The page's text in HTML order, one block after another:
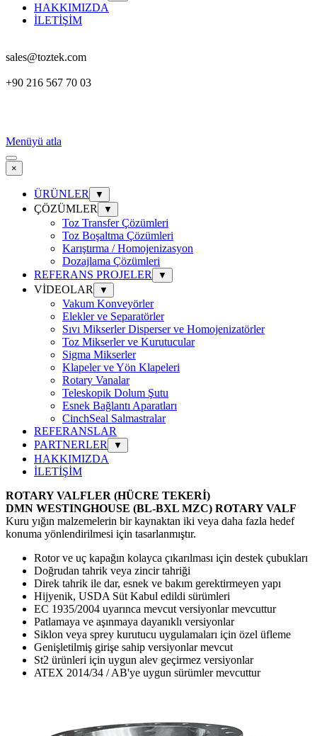
HAKKIMIZDA
İLETİŞİM
sales@toztek.com
+90 216 567 70 03
Menüyü atla
×
ÜRÜNLER ▼
ÇÖZÜMLER ▼
Toz Transfer Çözümleri
Toz Boşaltma Çözümleri
Karıştırma / Homojenizasyon
Dozajlama Çözümleri
REFERANS PROJELER
▼
VİDEOLAR ▼
Vakum Konveyörler
Elekler ve Separatörler
Sıvı Mikserler Disperser ve Homojenizatörler
Toz Mikserler ve Kurutucular
Sigma Mikserler
Klapeler ve Yön Klapeleri
Rotary Vanalar
Teleskopik Dolum Şutu
Esnek Bağlantı Aparatları
CinchSeal Salmastralar
REFERANSLAR
PARTNERLER
▼
HAKKIMIZDA
İLETİŞİM
ROTARY VALFLER (HÜCRE TEKERİ)
DMN WESTINGHOUSE (BL-BXL MZC) ROTARY VALF
Kuru yığın malzemelerin bir kaynaktan iki veya daha fazla hedef
konuma yönlendirilmesi için tasarlanmıştır.
Rotor ve uç kapağın kolayca çıkarılması için destek çubukları
Doğrudan tahrik veya zincir tahriği
Direk tahrik ile dar, esnek ve bakım gerektirmeyen yapı
Hijyenik, USDA Süt Kabul edildi sürümleri
EC 1935/2004 uyarınca mevcut versiyonlar mevcuttur
Patlamaya ve aşınmaya dayanıklı versiyonlar
Siklon veya sprey kurutucu uygulamaları için özel üfleme
Genişletilmiş girişe sahip versiyonlar mevcut
St2 ürünleri için uygun alev geçirmez versiyonlar
ATEX 2014/34 / AB'ye uygun sürümler mevcuttur